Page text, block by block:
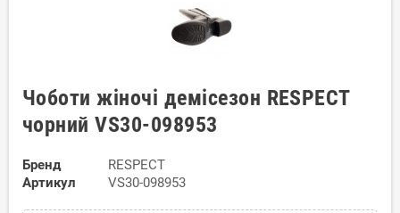
Чоботи жіночі демісезон RESPECT
чорний VS30-098953
Бренд
RESPECT
Артикул
VS30-098953